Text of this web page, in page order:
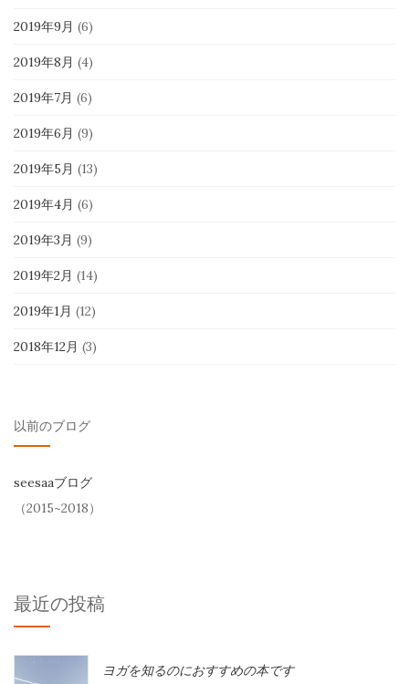
2019年9月 (6)
2019年8月 (4)
2019年7月 (6)
2019年6月 (9)
2019年5月 (13)
2019年4月 (6)
2019年3月 (9)
2019年2月 (14)
2019年1月 (12)
2018年12月 (3)
以前のブログ
seesaaブログ
（2015~2018）
最近の投稿
ヨガを知るのにおすすめの本です